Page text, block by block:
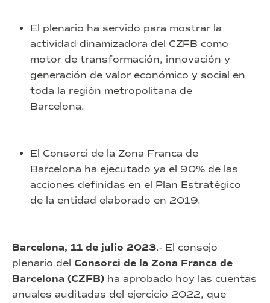
El plenario ha servido para mostrar la
actividad dinamizadora del CZFB como
motor de transformación, innovación y
generación de valor económico y social en
toda la región metropolitana de
Barcelona.
El Consorci de la Zona Franca de
Barcelona ha ejecutado ya el 90% de las
acciones definidas en el Plan Estratégico
de la entidad elaborado en 2019.
Barcelona, 11 de julio 2023.- El consejo
plenario del Consorci de la Zona Franca de
Barcelona (CZFB) ha aprobado hoy las cuentas
anuales auditadas del ejercicio 2022, que